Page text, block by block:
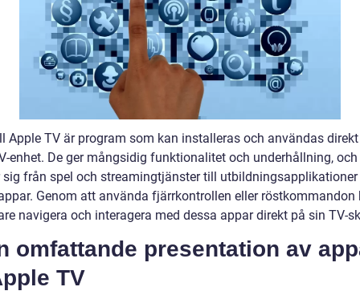
Apple TV är program som kan installeras och användas
enhet. De ger mångsidig funktionalitet och underhållning, och
sig från spel och streamingtjänster till
Genom att använda fjärrkontrollen eller röstkommandon
navigera och interagera med dessa appar direkt på sin TV-
omfattande presentation av
TV